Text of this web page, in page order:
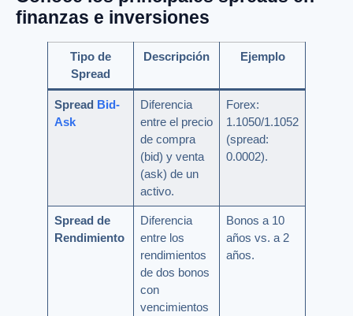
finanzas e inversiones
Tipo de
Spread
Descripción Ejemplo
Spread Bid-
Ask
Diferencia
entre el precio
de compra
(bid) y venta
(ask) de un
activo.
Forex:
1.1050/1.1052
(spread:
0.0002).
Spread de
Rendimiento
Diferencia
entre los
rendimientos
de dos bonos
con
vencimientos
Bonos a 10
años vs. a 2
años.